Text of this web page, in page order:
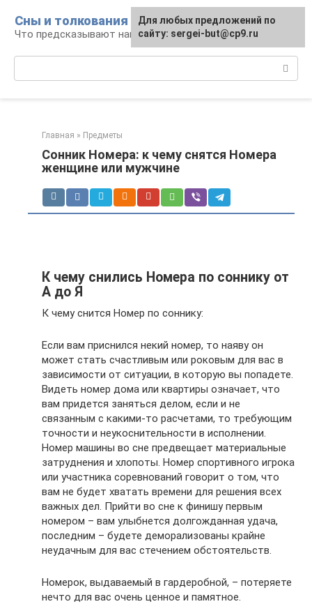
контенту
Сны и толкования
Что предсказывают нам наши сны
Главная » Предметы
Сонник Номера: к чему снятся Номера
женщине или мужчине
К чему снились Номера по соннику от
А до Я
К чему снится Номер по соннику:
Если вам приснился некий номер, то наяву он
может стать счастливым или роковым для вас в
зависимости от ситуации, в которую вы попадете.
Видеть номер дома или квартиры означает, что
вам придется заняться делом, если и не
связанным с какими-то расчетами, то требующим
точности и неукоснительности в исполнении.
Номер машины во сне предвещает материальные
затруднения и хлопоты. Номер спортивного игрока
или участника соревнований говорит о том, что
вам не будет хватать времени для решения всех
важных дел. Прийти во сне к финишу первым
номером – вам улыбнется долгожданная удача,
последним – будете деморализованы крайне
неудачным для вас стечением обстоятельств.
Номерок, выдаваемый в гардеробной, – потеряете
нечто для вас очень ценное и памятное.
Для любых предложений по
сайту: sergei-but@cp9.ru